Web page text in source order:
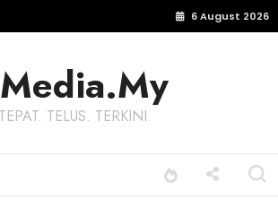
6 August 2026
TEPAT. TELUS. TERKINI.